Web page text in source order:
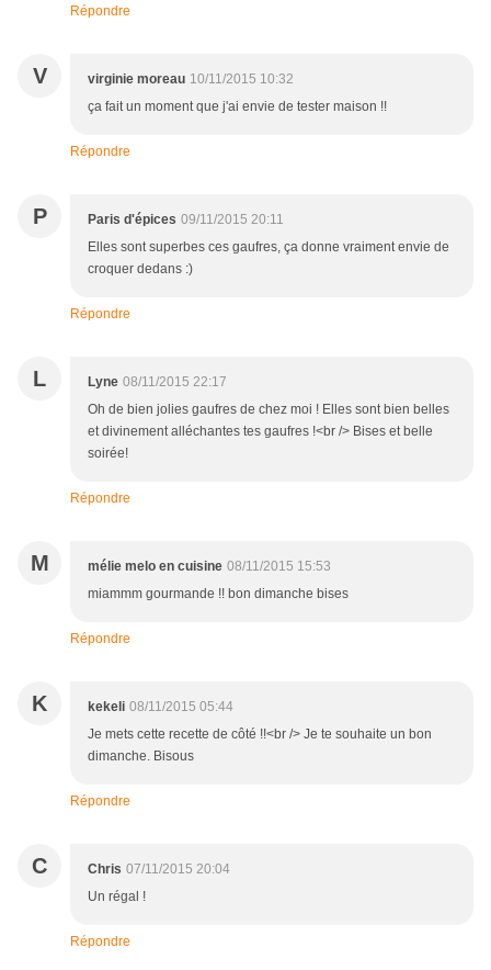
Répondre
V virginie moreau 10/11/2015 10:32
ça fait un moment que j'ai envie de tester maison !!
Répondre
P Paris d'épices 09/11/2015 20:11
Elles sont superbes ces gaufres, ça donne vraiment envie de
croquer dedans :)
Répondre
L Lyne 08/11/2015 22:17
Oh de bien jolies gaufres de chez moi ! Elles sont bien belles
et divinement alléchantes tes gaufres !<br /> Bises et belle
soirée!
Répondre
M mélie melo en cuisine 08/11/2015 15:53
miammm gourmande !! bon dimanche bises
Répondre
K kekeli 08/11/2015 05:44
Je mets cette recette de côté !!<br /> Je te souhaite un bon
dimanche. Bisous
Répondre
C Chris 07/11/2015 20:04
Un régal !
Répondre